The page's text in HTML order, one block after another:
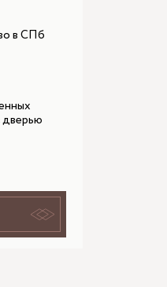
в СПб
дверью